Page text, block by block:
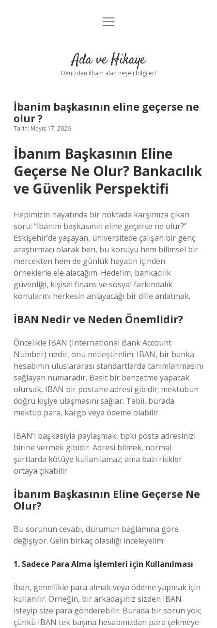
Anasayfa
Yasal Uyarı
menüyü
Ada ve Hikaye
Denizden ilham alan neşeli bilgiler!
İbanim başkasının eline geçerse ne
olur ?
Tarih: Mayıs 17, 2026
İbanım Başkasının Eline
Geçerse Ne Olur? Bankacılık
ve Güvenlik Perspektifi
Hepimizin hayatında bir noktada karşımıza çıkan
soru: “İbanım başkasının eline geçerse ne olur?”
Eskişehir’de yaşayan, üniversitede çalışan bir genç
araştırmacı olarak ben, bu konuyu hem bilimsel bir
mercekten hem de günlük hayatın içinden
örneklerle ele alacağım. Hedefim, bankacılık
güvenliği, kişisel finans ve sosyal farkındalık
konularını herkesin anlayacağı bir dille anlatmak.
İBAN Nedir ve Neden Önemlidir?
Öncelikle IBAN (International Bank Account
Number) nedir, onu netleştirelim. IBAN, bir banka
hesabının uluslararası standartlarda tanımlanmasını
sağlayan numaradır. Basit bir benzetme yapacak
olursak, IBAN bir postane adresi gibidir; mektubun
doğru kişiye ulaşmasını sağlar. Tabii, burada
mektup para, kargo veya ödeme olabilir.
IBAN’ı başkasıyla paylaşmak, tıpkı posta adresinizi
birine vermek gibidir. Adresi bilmek, normal
şartlarda kötüye kullanılamaz; ama bazı riskler
ortaya çıkabilir.
İbanım Başkasının Eline Geçerse Ne
Olur?
Bu sorunun cevabı, durumun bağlamına göre
değişiyor. Gelin birkaç olasılığı inceleyelim:
1. Sadece Para Alma İşlemleri için Kullanılması
İban, genellikle para almak veya ödeme yapmak için
kullanılır. Örneğin, bir arkadaşınız sizden IBAN
isteyip size para gönderebilir. Burada bir sorun yok;
çünkü IBAN tek başına hesabınızdan para çekmeye